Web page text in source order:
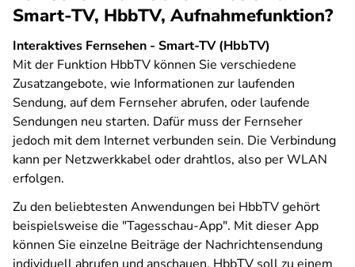
Smart-TV, HbbTV, Aufnahmefunktion?
Interaktives Fernsehen - Smart-TV (HbbTV)
Mit der Funktion HbbTV können Sie verschiedene
Zusatzangebote, wie Informationen zur laufenden
Sendung, auf dem Fernseher abrufen, oder laufende
Sendungen neu starten. Dafür muss der Fernseher
jedoch mit dem Internet verbunden sein. Die Verbindung
kann per Netzwerkkabel oder drahtlos, also per WLAN
erfolgen.
Zu den beliebtesten Anwendungen bei HbbTV gehört
beispielsweise die "Tagesschau-App". Mit dieser App
können Sie einzelne Beiträge der Nachrichtensendung